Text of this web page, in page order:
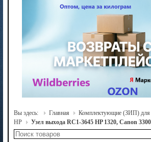
Вы здесь: Главная Комплектующие (ЗИП) для
HP
Узел выхода RC1-3645 HP 1320, Canon